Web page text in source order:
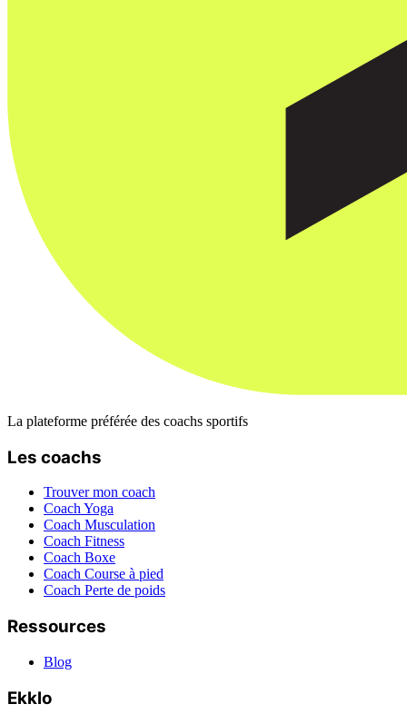
La plateforme préférée des coachs sportifs
Les coachs
Trouver mon coach
Coach Yoga
Coach Musculation
Coach Fitness
Coach Boxe
Coach Course à pied
Coach Perte de poids
Ressources
Blog
Ekklo